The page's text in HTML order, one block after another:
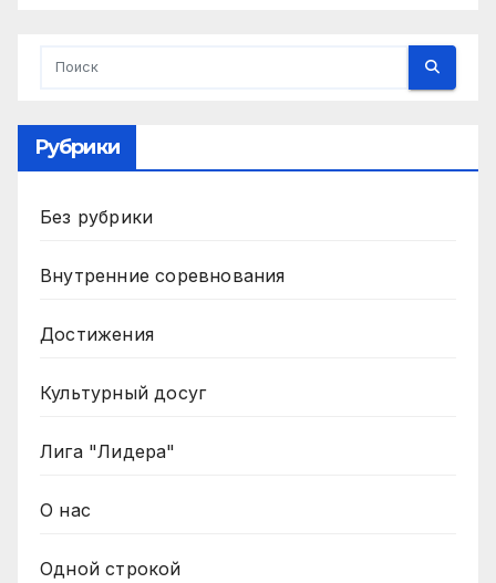
Рубрики
Без рубрики
Внутренние соревнования
Достижения
Культурный досуг
Лига "Лидера"
О нас
Одной строкой